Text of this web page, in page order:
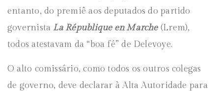
entanto, do premiê aos deputados do partido
governista La République en Marche(Lrem),
todos atestavam da “boa fé” de Delevoye.
O alto comissário, como todos os outros colegas
de governo, deve declarar à Alta Autoridade para